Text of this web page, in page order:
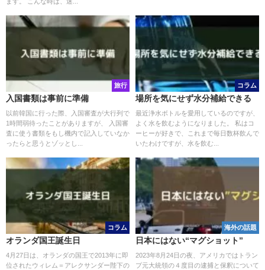
旅行
入国書類は事前に準備
以前韓国に行った際、入国審査が大行列で
1時間弱待ったことがありますが、 入国審
査に使う書類をもし機内で記入していなか
ったらと思うとゾッとし...
コラム
場所を気にせず水分補給できる
最近浄水ボトルを愛用しているのですが、
よく水を飲むようになりました。 私はコ
ーヒーが好きで、これまで毎日数杯飲んで
いたわけですが、水を飲む...
コラム
オランダ国王誕生日
4月27日は、オランダの国王で2013年に即
位されたウィレム＝アレクサンダー陛下の
海外の話題
日本にはない“マグショット”
2023年8月24日の夜、アメリカではトラン
プ元大統領の４度目の逮捕と保釈について